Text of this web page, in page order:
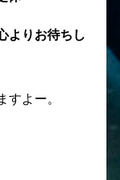
よりお待ちし
よー。